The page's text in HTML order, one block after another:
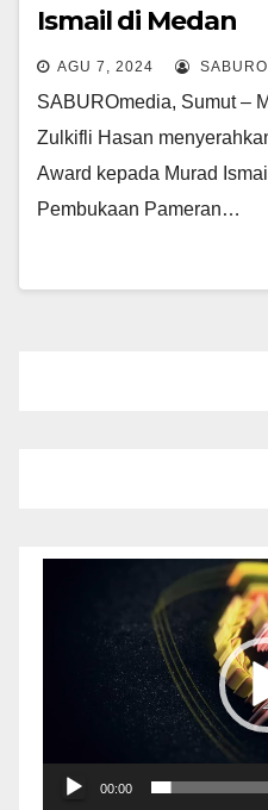
Ismail di Medan
AGU 7, 2024
SABUROmedia, Sumut –
Zulkifli Hasan
Award kepada Murad
Pembukaan Pameran…
00:00